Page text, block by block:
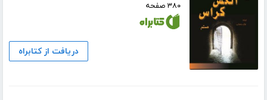
۳۸۰ صفحه
دریافت از کتابراه